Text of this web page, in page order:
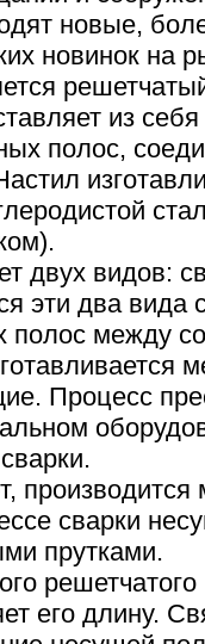
новые,
новинок на
из
полос,
двух видов:
эти два вида
полос между
Процесс
производится
сварки
прутками.
решетчатого
его длину.